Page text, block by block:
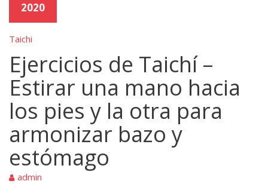
2020
Taichi
Ejercicios de Taichí –
Estirar una mano hacia
los pies y la otra para
armonizar bazo y
estómago
admin